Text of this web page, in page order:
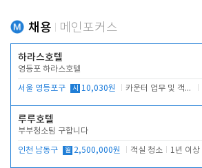
채용 메인포커스
하라스호텔
영등포 하라스호텔
서울 영등포구 시 10,030원 카운터 업무 및 객실관리(청소상태 확인, 객실판매)
루루호텔
부부청소팀 구합니다
인천 남동구 월 2,500,000원 객실 청소 1년 이상